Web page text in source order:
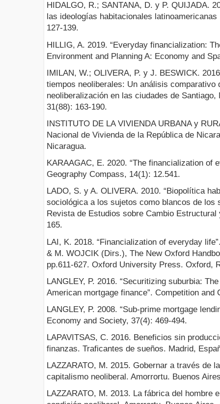
HIDALGO, R.; SANTANA, D. y P. QUIJADA.
las ideologías habitacionales
127-139.
HILLIG, A. 2019. “Everyday financialization:
Environment and Planning A: Economy and
IMILAN, W.; OLIVERA, P. y J. BESWICK.
tiempos neoliberales: Un análisis
neoliberalización en las ciudades de
31(88): 163-190.
INSTITUTO DE LA VIVIENDA URBANA y
Nacional de Vivienda de la República de
Nicaragua.
KARAAGAC, E. 2020. “The financialization of
Geography Compass, 14(1): 12.541.
LADO, S. y A. OLIVERA. 2010. “Biopolítica
sociológica a los sujetos como blancos de los
Revista de Estudios sobre Cambio
165.
LAI, K. 2018. “Financialization of everyday
& M. WOJCIK (Dirs.), The New Oxford
pp.611-627. Oxford University Press. Oxford,
LANGLEY, P. 2016. “Securitizing suburbia:
American mortgage finance”. Competition and
LANGLEY, P. 2008. “Sub-prime mortgage
Economy and Society, 37(4): 469-494.
LAPAVITSAS, C. 2016. Beneficios sin
finanzas. Traficantes de sueños. Madrid,
LAZZARATO, M. 2015. Gobernar a través de
capitalismo neoliberal. Amorrortu. Buenos
LAZZARATO, M. 2013. La fábrica del hombre